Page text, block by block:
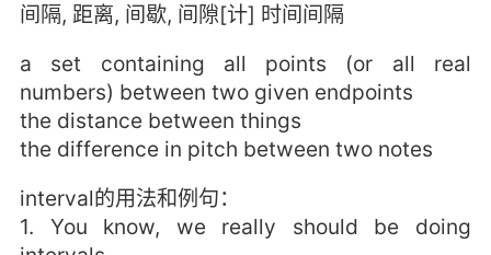
间隔, 距离, 间歇, 间隙[计] 时间间隔
a set containing all points (or all real
numbers) between two given endpoints
the distance between things
the difference in pitch between two notes
interval的用法和例句：
1. You know, we really should be doing